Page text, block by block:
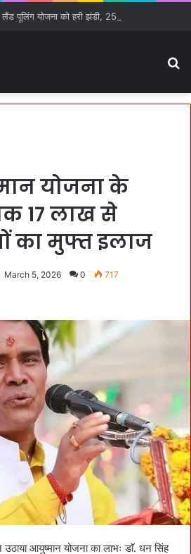
योजना के
17 लाख से
का मुफ्त इलाज
March 5, 2026 0 717
आयुष्मान योजना का लाभः डाॅ. धन सिंह